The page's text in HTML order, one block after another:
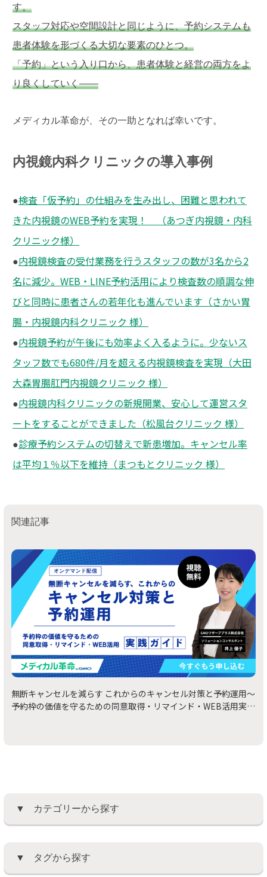
す。
スタッフ対応や空間設計と同じように、予約システムも
患者体験を形づくる大切な要素のひとつ。
「予約」という入り口から、患者体験と経営の両方をよ
り良くしていく――
メディカル革命が、その一助となれば幸いです。
内視鏡内科クリニックの導入事例
●検査「仮予約」の仕組みを生み出し、困難と思われて
きた内視鏡のWEB予約を実現！ （あつぎ内視鏡・内科
クリニック様）
●内視鏡検査の受付業務を行うスタッフの数が3名から2
名に減少。WEB・LINE予約活用により検査数の順調な伸
びと同時に患者さんの若年化も進んでいます（さかい胃
腸・内視鏡内科クリニック 様）
●内視鏡予約が午後にも効率よく入るように。少ないス
タッフ数でも680件/月を超える内視鏡検査を実現（大田
大森胃腸肛門内視鏡クリニック 様）
●内視鏡内科クリニックの新規開業、安心して運営スタ
ートをすることができました（松風台クリニック 様）
●診療予約システムの切替えで新患増加。キャンセル率
は平均１％以下を維持（まつもとクリニック 様）
関連記事
無断キャンセルを減らす これからのキャンセル対策と予約運用～
予約枠の価値を守るための同意取得・リマインド・WEB活用実践
カテゴリーから探す
タグから探す